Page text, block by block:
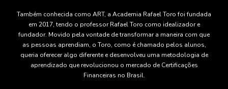
Também conhecida como ART, a Academia Rafael Toro foi fundada
em 2017, tendo o professor Rafael Toro como idealizador e
fundador. Movido pela vontade de transformar a maneira com que
as pessoas aprendiam, o Toro, como é chamado pelos alunos,
queria oferecer algo diferente e desenvolveu uma metodologia de
aprendizado que revolucionou o mercado de Certificações
Financeiras no Brasil.